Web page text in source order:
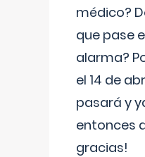
médico?
que pase
alarma?
el 14 de
pasará y
entonces
gracias!